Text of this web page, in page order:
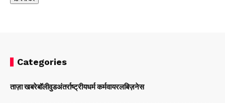
Categories
ताज़ा खबरेबॉलीवुडअंतर्राष्ट्रीयधर्म कर्मवायरलबिज़नेस